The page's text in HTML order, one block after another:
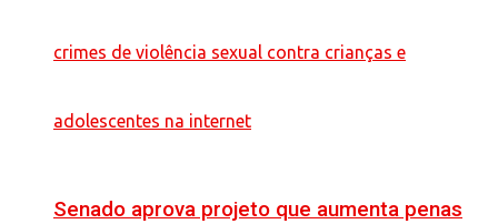
Senado aprova projeto que aumenta penas